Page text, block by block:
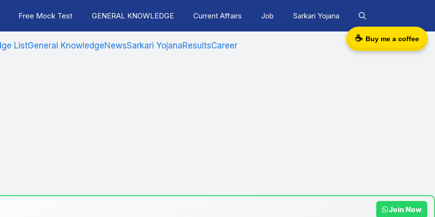
Free Mock Test GENERAL KNOWLEDGE Current Affairs Job Sarkari Yojana
ListGeneral KnowledgeNewsSarkari YojanaResultsCareer
Join Now
☕ Buy me a coffee